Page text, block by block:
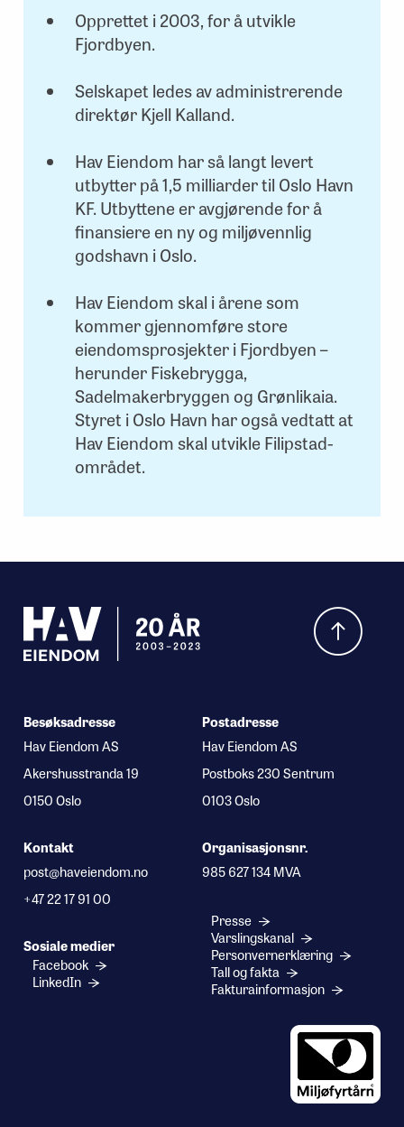
Opprettet i 2003, for å utvikle
Fjordbyen.
Selskapet ledes av administrerende
direktør Kjell Kalland.
Hav Eiendom har så langt levert
utbytter på 1,5 milliarder til Oslo Havn
KF. Utbyttene er avgjørende for å
finansiere en ny og miljøvennlig
godshavn i Oslo.
Hav Eiendom skal i årene som
kommer gjennomføre store
eiendomsprosjekter i Fjordbyen –
herunder Fiskebrygga,
Sadelmakerbryggen og Grønlikaia.
Styret i Oslo Havn har også vedtatt at
Hav Eiendom skal utvikle Filipstad-
området.
Besøksadresse
Hav Eiendom AS
Akershusstranda 19
0150 Oslo
Kontakt
post@haveiendom.no
+47 22 17 91 00
Sosiale medier
Facebook
LinkedIn
Postadresse
Hav Eiendom AS
Postboks 230 Sentrum
0103 Oslo
Organisasjonsnr.
985 627 134 MVA
Presse
Varslingskanal
Personvernerklæring
Tall og fakta
Fakturainformasjon
Hva leter du etter?